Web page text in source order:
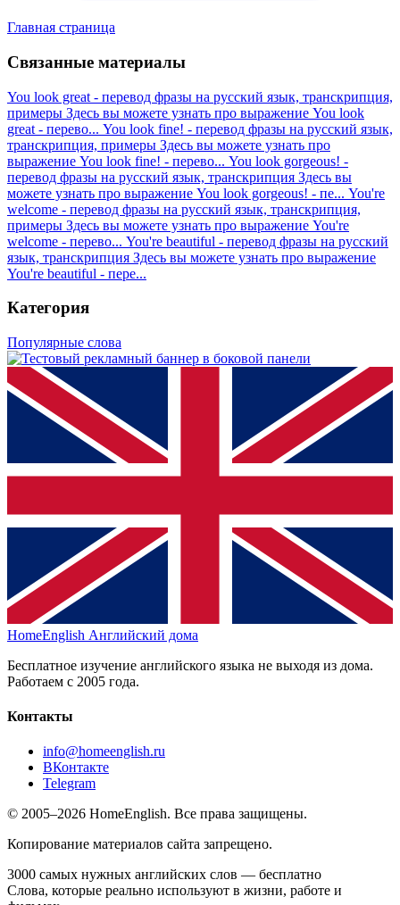
Главная страница
Связанные материалы
You look great - перевод фразы на русский язык, транскрипция,
примеры Здесь вы можете узнать про выражение You look
great - перево... You look fine! - перевод фразы на русский язык,
транскрипция, примеры Здесь вы можете узнать про
выражение You look fine! - перево... You look gorgeous! -
перевод фразы на русский язык, транскрипция Здесь вы
можете узнать про выражение You look gorgeous! - пе... You're
welcome - перевод фразы на русский язык, транскрипция,
примеры Здесь вы можете узнать про выражение You're
welcome - перево... You're beautiful - перевод фразы на русский
язык, транскрипция Здесь вы можете узнать про выражение
You're beautiful - пере...
Категория
Популярные слова
HomeEnglish Английский дома
Бесплатное изучение английского языка не выходя из дома.
Работаем с 2005 года.
Контакты
info@homeenglish.ru
ВКонтакте
Telegram
© 2005–2026 HomeEnglish. Все права защищены.
Копирование материалов сайта запрещено.
3000 самых нужных английских слов — бесплатно
Слова, которые реально используют в жизни, работе и